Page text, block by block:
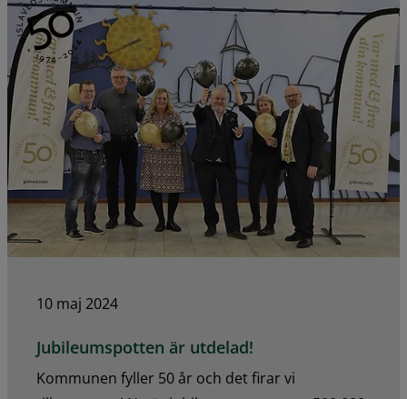
10 maj 2024
Jubileumspotten är utdelad!
Kommunen fyller 50 år och det firar vi